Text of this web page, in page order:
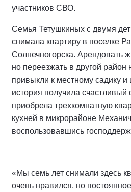
участников СВО.
Семья Тетушкиных с двумя
снимала квартиру в поселке
Солнечногорска. Арендовать
но переезжать в другой район
привыкли к местному садику и
история получила
приобрела трехкомнатную
кухней в микрорайоне
воспользовавшись
«Мы семь лет снимали здесь
очень нравился, но